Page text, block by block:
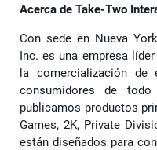
Acerca de Take-Two
Con sede en Nueva
Inc. es una empresa
la comercialización de
consumidores de
publicamos productos
Games, 2K, Private
están diseñados para